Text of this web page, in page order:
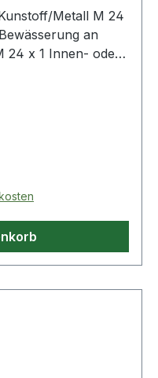
24 x 1 Innen- oder